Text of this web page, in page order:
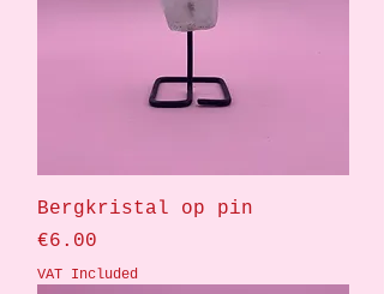
Bergkristal op pin
Price
€6.00
VAT Included